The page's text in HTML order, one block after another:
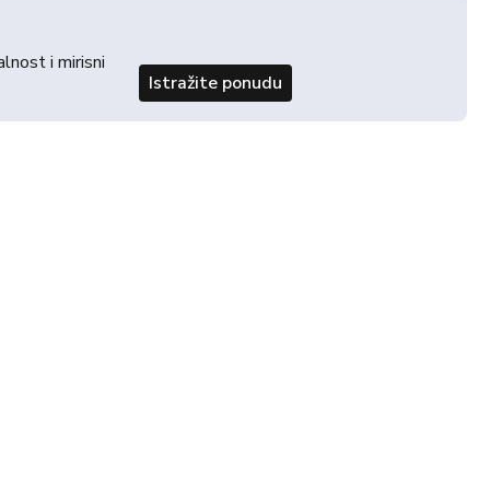
i mirisni
Istražite ponudu